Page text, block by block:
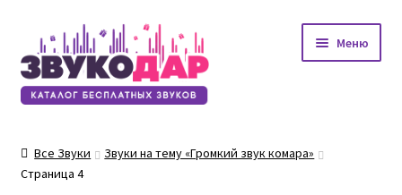
Перейти
к
навигации
Перейти
к
содержимому
Меню
Все Звуки
Звуки на тему «Громкий звук комара»
Страница 4